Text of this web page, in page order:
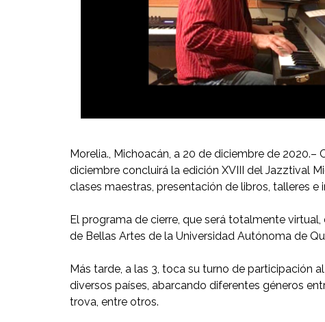
Morelia., Michoacán, a 20 de diciembre de
diciembre concluirá la edición XVIII del Jazztival
clases maestras, presentación de libros, talleres
El programa de cierre, que será totalmente
de Bellas Artes de la Universidad Autónoma de
Más tarde, a las 3, toca su turno de participación
diversos países, abarcando diferentes géneros
trova, entre otros.